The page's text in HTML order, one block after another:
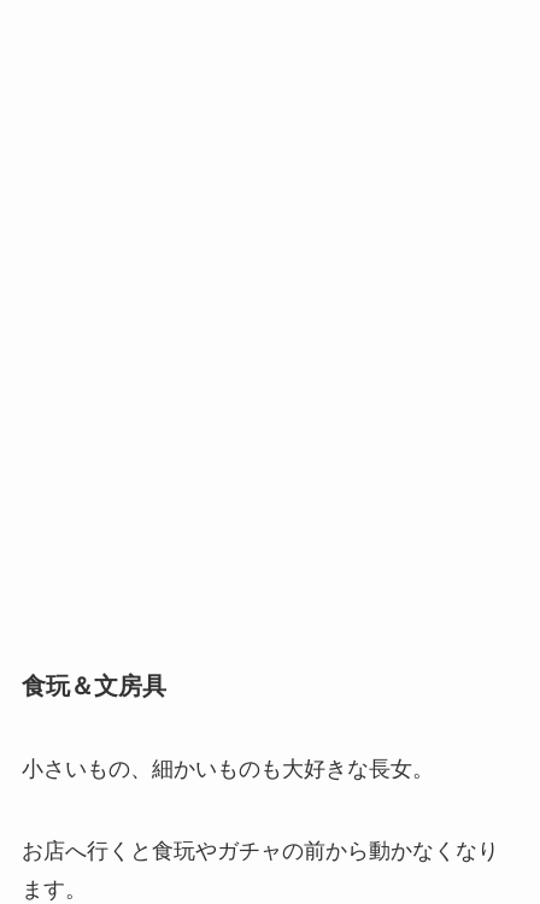
食玩＆文房具
小さいもの、細かいものも大好きな長女。
お店へ行くと食玩やガチャの前から動かなくなり
ます。